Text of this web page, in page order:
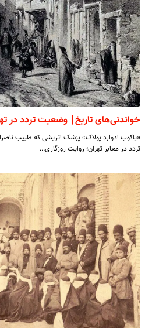
خواندنی‌های تاریخ| وضعیت تردد در
«یاکوب ادوارد پولاک» پزشک اتریشی که طبیب
تردد در معابر تهران؛ روایت روزگاری…